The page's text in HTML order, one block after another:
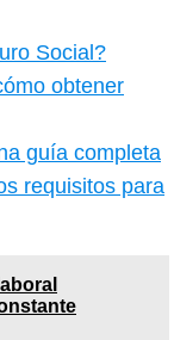
Social?
obtener
guía completa
requisitos para